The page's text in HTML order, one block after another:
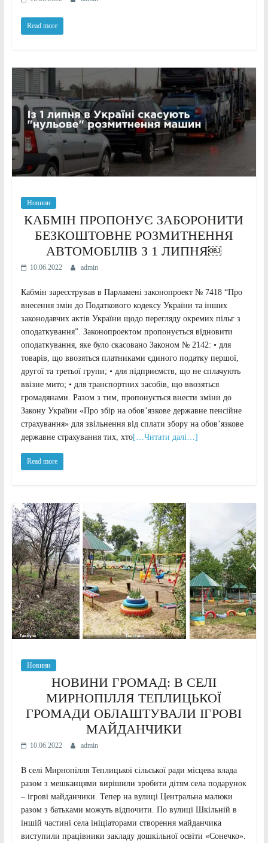
Read more
Новини
КАБМІН ПРОПОНУЄ ЗАБОРОНИТИ
БЕЗКОШТОВНЕ РОЗМИТНЕННЯ
АВТОМОБІЛІВ З 1 ЛИПНЯ￼
10.06.2022 admin
Кабмін зареєстрував в Парламені законопроект № 7418 “Про
внесення змін до Податкового кодексу України та інших
законодавчих актів України щодо перегляду окремих пільг з
оподаткування”. Законопроектом пропонується відновити
оподаткування, яке було скасовано Законом № 2142: • для
товарів, що ввозяться платниками єдиного податку першої,
другої та третьої групи; • для підприємств, що не сплачують
ввізне мито; • для транспортних засобів, що ввозяться
громадянами. Разом з тим, пропонується внести зміни до
Закону України «Про збір на обов’язкове державне пенсійне
страхування» для звільнення від сплати збору на обов’язкове
державне страхування тих, хто[…Читати далі…]
Read more
Новини
НОВИНИ ГРОМАД: В СЕЛІ
МИРНОПІЛЛЯ ТЕПЛИЦЬКОЇ
ГРОМАДИ ОБЛАШТУВАЛИ ІГРОВІ
МАЙДАНЧИКИ
10.06.2022 admin
В селі Мирнопілля Теплицької сільської ради місцева влада
разом з мешканцями вирішили зробити дітям села подарунок
– ігрові майданчики. Тепер на вулиці Центральна малюки
разом з батьками можуть відпочити. По вулиці Шкільній в
іншій частині села ініціаторами створення майданчика
виступили працівники закладу дошкільної освіти «Сонечко».